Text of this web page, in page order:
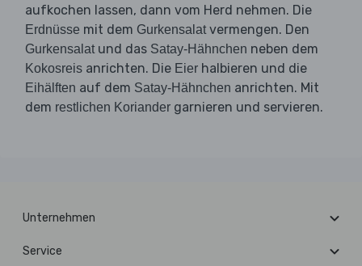
aufkochen lassen, dann vom Herd nehmen. Die
Erdnüsse mit dem Gurkensalatvermengen. Den
Gurkensalatund das Satay-Hähnchen neben dem
Kokosreis anrichten. Die Eier halbieren und die
Eihälften auf dem Satay-Hähnchen anrichten. Mit
dem restlichen Koriander garnieren und servieren.
Unternehmen
Service